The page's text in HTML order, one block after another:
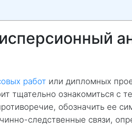
работ или дипломных
тщательно ознакомиться с
обозначить ее
следственные связи,